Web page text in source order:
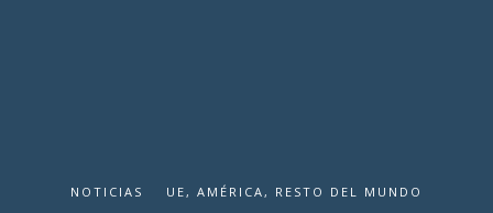
NOTICIAS UE, AMÉRICA, RESTO DEL MUNDO